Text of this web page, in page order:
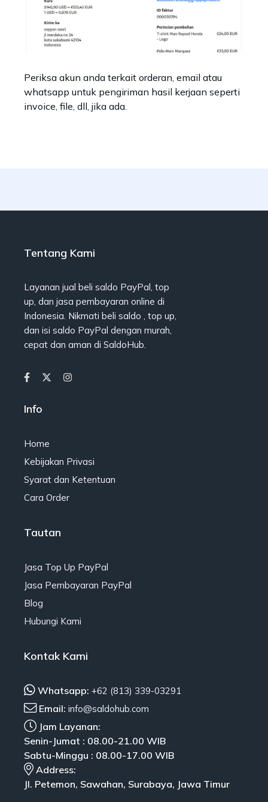
Periksa akun anda terkait orderan, email atau
whatsapp untuk pengiriman hasil kerjaan seperti
invoice, file, dll, jika ada.
Tentang Kami
Layanan jual beli saldo PayPal, top
up, dan jasa pembayaran online di
Indonesia. Nikmati beli saldo , top up,
dan isi saldo PayPal dengan murah,
cepat dan aman di SaldoHub.
Info
Home
Kebijakan Privasi
Syarat dan Ketentuan
Cara Order
Tautan
Jasa Top Up PayPal
Jasa Pembayaran PayPal
Blog
Hubungi Kami
Kontak Kami
Whatsapp: +62 (813) 339-03291
Email: info@saldohub.com
Jam Layanan:
Senin-Jumat : 08.00-21.00 WIB
Sabtu-Minggu : 08.00-17.00 WIB
Address:
Jl. Petemon, Sawahan, Surabaya, Jawa Timur